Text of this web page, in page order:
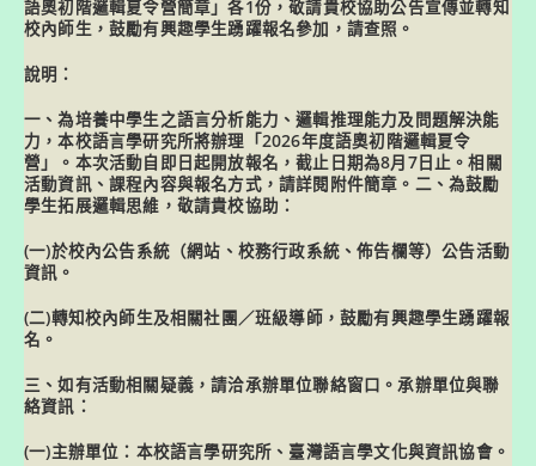
語奧初階邏輯夏令營簡章」各1份，敬請貴校協助公告宣傳並轉知
校內師生，鼓勵有興趣學生踴躍報名參加，請查照。
說明：
一、為培養中學生之語言分析能力、邏輯推理能力及問題解決能
力，本校語言學研究所將辦理「2026年度語奧初階邏輯夏令
營」。本次活動自即日起開放報名，截止日期為8月7日止。相關
活動資訊、課程內容與報名方式，請詳閱附件簡章。二、為鼓勵
學生拓展邏輯思維，敬請貴校協助：
(一)於校內公告系統（網站、校務行政系統、佈告欄等）公告活動
資訊。
(二)轉知校內師生及相關社團／班級導師，鼓勵有興趣學生踴躍報
名。
三、如有活動相關疑義，請洽承辦單位聯絡窗口。承辦單位與聯
絡資訊：
(一)主辦單位：本校語言學研究所、臺灣語言學文化與資訊協會。